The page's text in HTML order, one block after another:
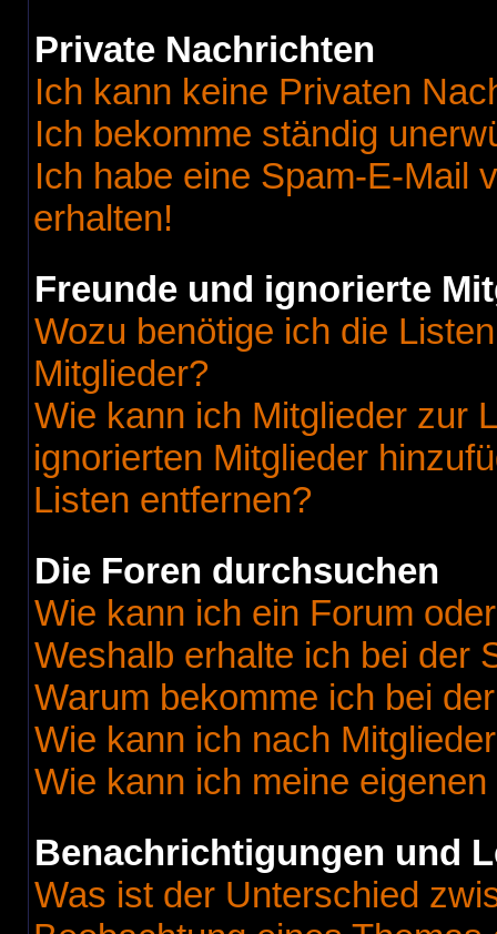
Private Nachrichten
Ich kann keine Privaten
Ich bekomme ständig
Ich habe eine Spam-E-Mail
erhalten!
Freunde und ignorierte
Wozu benötige ich die
Mitglieder?
Wie kann ich Mitglieder zur
ignorierten Mitglieder
Listen entfernen?
Die Foren durchsuchen
Wie kann ich ein Forum
Weshalb erhalte ich bei der
Warum bekomme ich bei
Wie kann ich nach
Wie kann ich meine
Benachrichtigungen und
Was ist der Unterschied